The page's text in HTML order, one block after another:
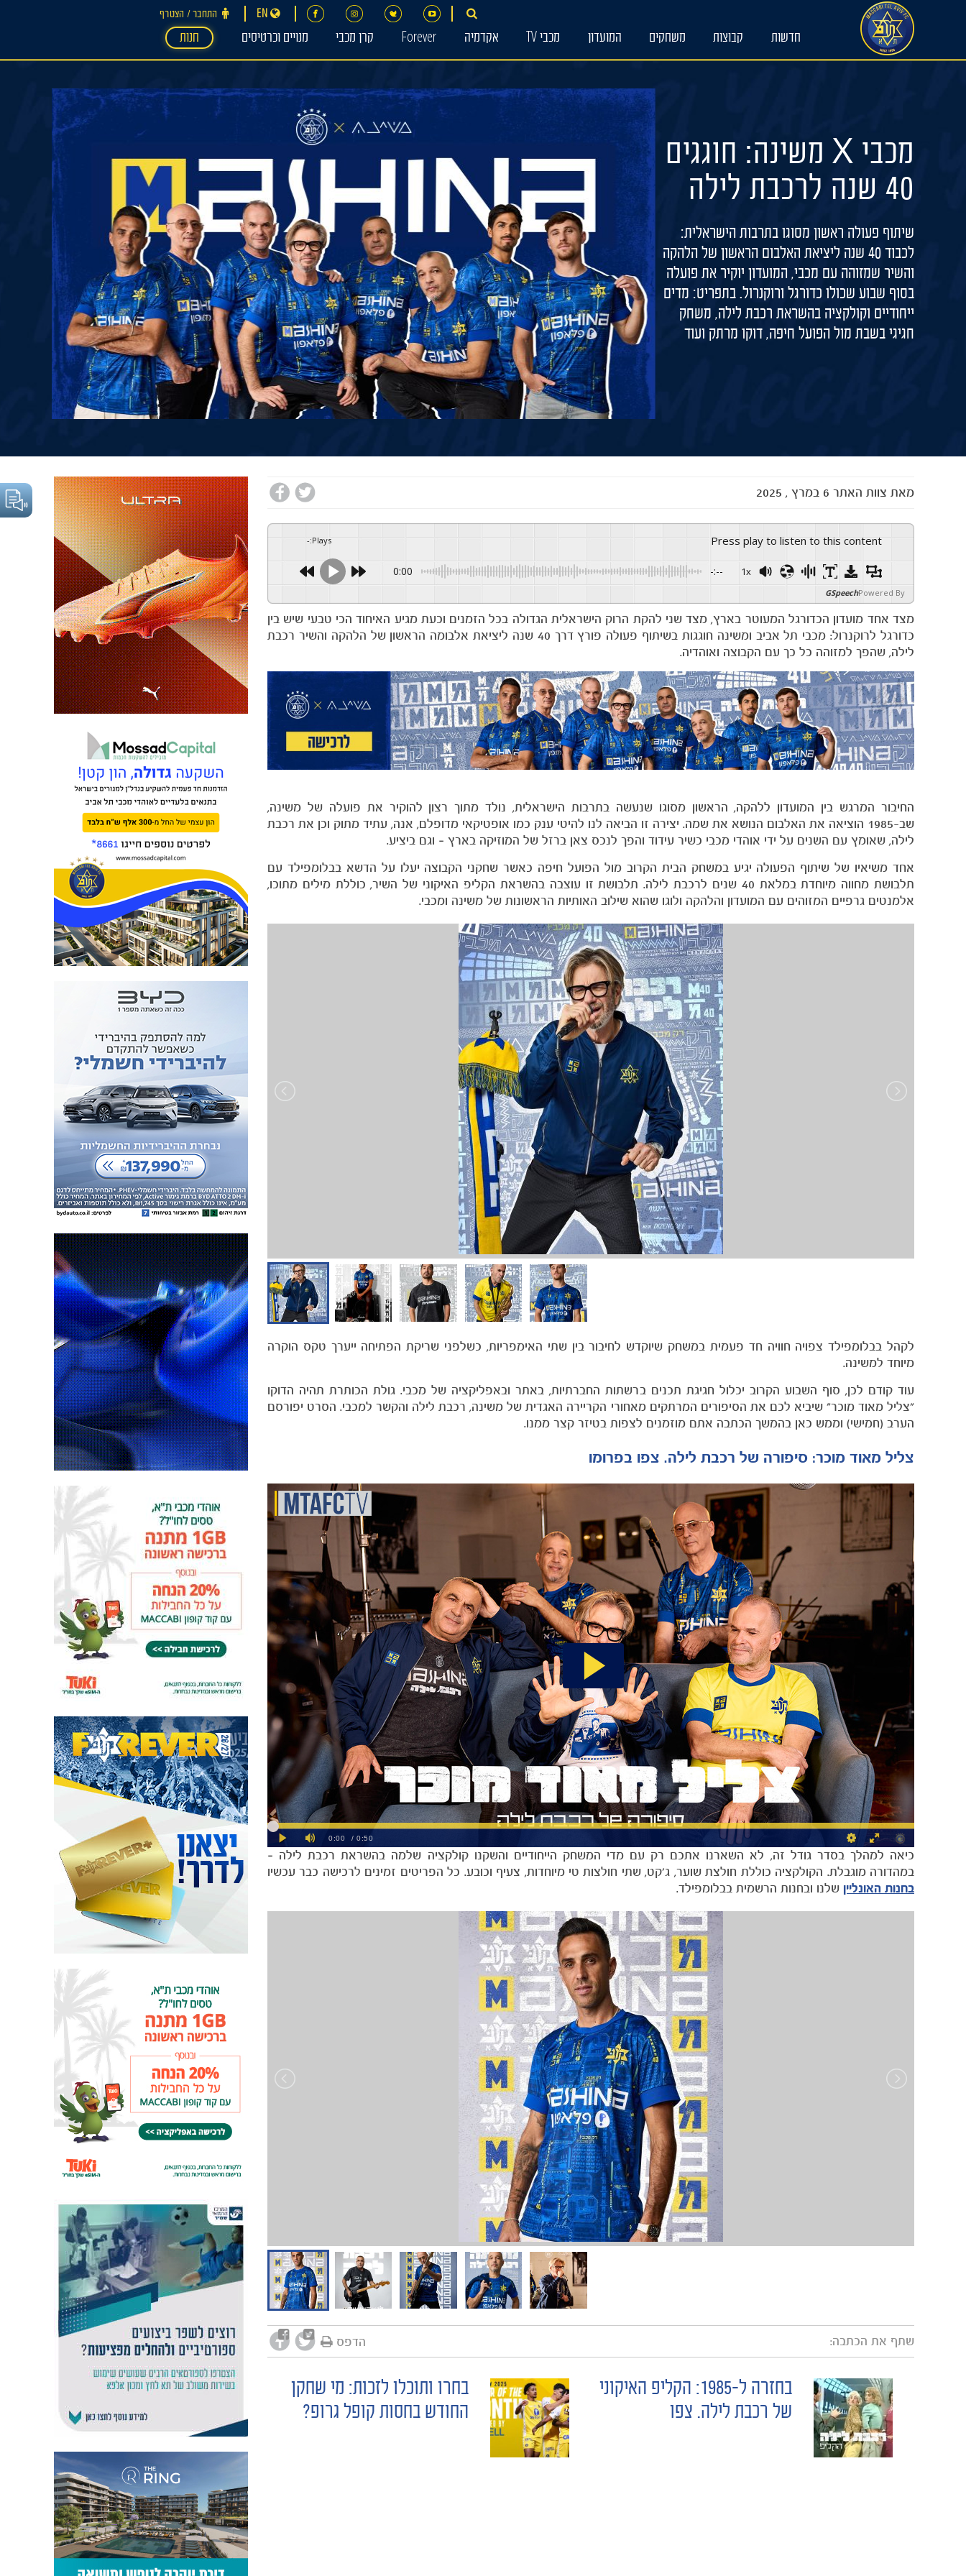
התחבר ‪/‬ הצטרף EN
חדשות קבוצות משחקים המועדון מכבי TV אקדמיה Forever קרן מכבי מנויים וכרטיסים חנות
מכבי X משינה: חוגגים
40 שנה לרכבת לילה
שיתוף פעולה ראשון מסוגו בתרבות הישראלית:
לכבוד 40 שנה ליציאת האלבום הראשון של הלהקה
והשיר שמזוהה עם מכבי, המועדון יוקיר את פועלה
בסוף שבוע שכולו כדורגל ורוקנרול. בתפריט: מדים
ייחודיים וקולקציה בהשראת רכבת לילה, משחק
חגיגי בשבת מול הפועל חיפה, דוקו מרתק ועוד
מאת צוות האתר 6 במרץ , 2025
Press play to listen to this content
Plays
:
-
0:00 -:-- 1x
Powered By
GSpeech
מצד אחד מועדון הכדורגל המעוטר בארץ, מצד שני להקת הרוק הישראלית הגדולה בכל הזמנים וכעת מגיע האיחוד הכי טבעי שיש בין
כדורגל לרוקנרול: מכבי תל אביב ומשינה חוגגות בשיתוף פעולה פורץ דרך 40 שנה ליציאת אלבומה הראשון של הלהקה והשיר רכבת
לילה, שהפך למזוהה כל כך עם הקבוצה ואוהדיה.
החיבור המרגש בין המועדון ללהקה, הראשון מסוגו שנעשה בתרבות הישראלית, נולד מתוך רצון להוקיר את פועלה של משינה,
שב-1985 הוציאה את האלבום הנושא את שמה. יצירה זו הביאה לנו להיטי ענק כמו אופטיקאי מדופלם, אנה, עתיד מתוק וכן את רכבת
לילה, שאומץ עם השנים על ידי אוהדי מכבי כשיר עידוד והפך לנכס צאן ברזל של המוזיקה בארץ – וגם ביציע.
אחד משיאיו של שיתוף הפעולה יגיע במשחק הבית הקרוב מול הפועל חיפה כאשר שחקני הקבוצה יעלו על הדשא בבלומפילד עם
תלבושת מחווה מיוחדת במלאת 40 שנים לרכבת לילה. תלבושת זו עוצבה בהשראת הקליפ האיקוני של השיר, כוללת מילים מתוכו,
אלמנטים גרפיים המזוהים עם המועדון והלהקה ולוגו שהוא שילוב האותיות הראשונות של משינה ומכבי.
לקהל בבלומפילד צפויה חוויה חד פעמית במשחק שיוקדש לחיבור בין שתי האימפריות, כשלפני שריקת הפתיחה ייערך טקס הוקרה
מיוחד למשינה.
עוד קודם לכן, סוף השבוע הקרוב יכלול חגיגת תכנים ברשתות החברתיות, באתר ובאפליקציה של מכבי. גולת הכותרת תהיה הדוקו
"צליל מאוד מוכר" שיביא לכם את הסיפורים המרתקים מאחורי הקריירה האגדית של משינה, רכבת לילה והקשר למכבי. הסרט יפורסם
הערב (חמישי) וממש כאן בהמשך הכתבה אתם מוזמנים לצפות בטיזר קצר ממנו.
צליל מאוד מוכר: סיפורה של רכבת לילה. צפו בפרומו
כיאה למהלך בסדר גודל זה, לא השארנו אתכם רק עם מדי המשחק הייחודיים והשקנו קולקציה שלמה בהשראת רכבת לילה –
במהדורה מוגבלת. הקולקציה כוללת חולצת שוער, ג'קט, שתי חולצות טי מיוחדות, צעיף וכובע. כל הפריטים זמינים לרכישה כבר עכשיו
בחנות האונליין שלנו ובחנות הרשמית בבלומפילד.
שתף את הכתבה: הדפס
POST
NAVIGATION
בחרו ותוכלו לזכות: מי שחקן
החודש בחסות קופל גרופ?
בחזרה ל-1985: הקליפ האיקוני
של רכבת לילה. צפו